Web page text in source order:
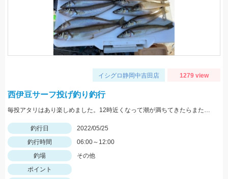
イシグロ静岡中吉田店 1279 view
西伊豆サーフ投げ釣り釣行
毎投アタリはあり楽しめました。12時近くなって潮が満ちてきたらまた食い良くなりましたが、エサ切れで終了しました。エサは赤イソメでした。
釣行日
2022/05/25
釣行時間
06:00～12:00
釣場
その他
ポイント